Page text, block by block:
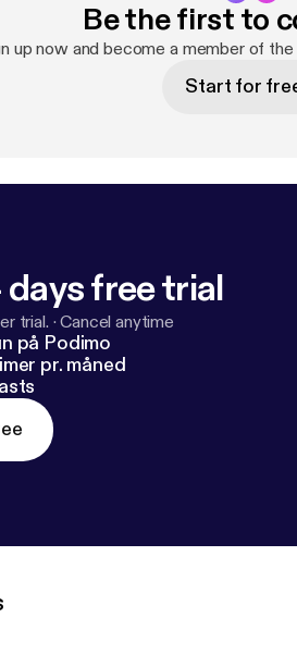
Be the first to
up now and become a member of
Start for
free trial
trial. ·Cancel anytime
på Podimo
pr. måned